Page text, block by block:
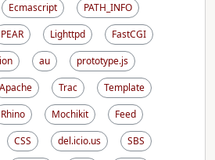
Ecmascript
PATH_INFO
PEAR Lighttpd
FastCGI
au
prototype.js
Apache Trac
Template
Rhino Mochikit
Feed
CSS del.icio.us
SBS